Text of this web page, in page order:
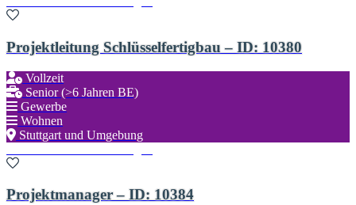
Projektleitung Schlüsselfertigbau – ID: 10380
Vollzeit
Senior (>6 Jahren BE)
Gewerbe
Wohnen
Stuttgart und Umgebung
Projektmanager – ID: 10384